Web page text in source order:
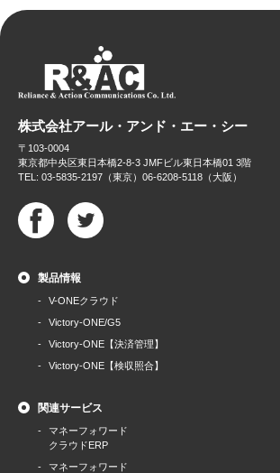
株式会社アール・アンド・エー・シー
〒103-0004
東京都中央区東日本橋2-8-3 JMFビル東日本橋01 3階
TEL: 03-5835-2197（東京）06-6208-5118（大阪）
製品情報
V-ONEクラウド
Victory-ONE/G5
Victory-ONE【決済管理】
Victory-ONE【検収照合】
関連サービス
マネーフォワード
クラウドERP
マネーフォワード